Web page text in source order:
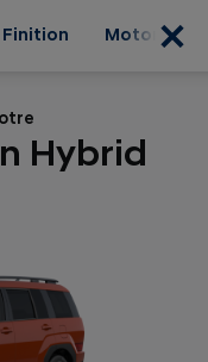
Finition
Hybrid